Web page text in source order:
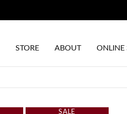
STORE ABOUT ONLINE
SALE